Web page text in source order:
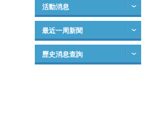
活動消息
最近一周新聞
歷史消息查詢